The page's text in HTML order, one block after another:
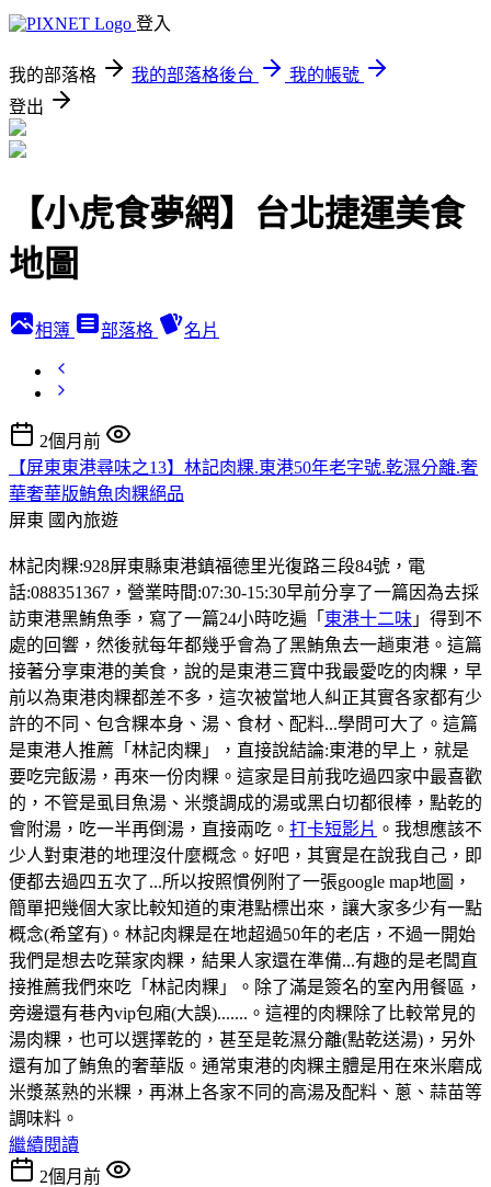
登入
我的部落格 我的部落格後台
我的帳號
登出
【小虎食夢網】台北捷運美食
地圖
相簿 部落格 名片
2個月前
【屏東東港尋味之13】林記肉粿.東港50年老字號.乾濕分離.奢
華奢華版鮪魚肉粿絕品
屏東 國內旅遊
林記肉粿:928屏東縣東港鎮福德里光復路三段84號，電
話:088351367，營業時間:07:30-15:30早前分享了一篇因為去採
訪東港黑鮪魚季，寫了一篇24小時吃遍「 東港十二味 」得到不
處的回響，然後就每年都幾乎會為了黑鮪魚去一趟東港。這篇
接著分享東港的美食，說的是東港三寶中我最愛吃的肉粿，早
前以為東港肉粿都差不多，這次被當地人糾正其實各家都有少
許的不同、包含粿本身、湯、食材、配料...學問可大了。這篇
是東港人推薦「林記肉粿」，直接說結論:東港的早上，就是
要吃完飯湯，再來一份肉粿。這家是目前我吃過四家中最喜歡
的，不管是虱目魚湯、米漿調成的湯或黑白切都很棒，點乾的
會附湯，吃一半再倒湯，直接兩吃。 打卡短影片 。我想應該不
少人對東港的地理沒什麼概念。好吧，其實是在說我自己，即
便都去過四五次了...所以按照慣例附了一張google map地圖，
簡單把幾個大家比較知道的東港點標出來，讓大家多少有一點
概念(希望有)。林記肉粿是在地超過50年的老店，不過一開始
我們是想去吃葉家肉粿，結果人家還在準備...有趣的是老闆直
接推薦我們來吃「林記肉粿」。除了滿是簽名的室內用餐區，
旁邊還有巷內vip包廂(大誤).......。這裡的肉粿除了比較常見的
湯肉粿，也可以選擇乾的，甚至是乾濕分離(點乾送湯)，另外
還有加了鮪魚的奢華版。通常東港的肉粿主體是用在來米磨成
米漿蒸熟的米粿，再淋上各家不同的高湯及配料、蔥、蒜苗等
調味料。
繼續閱讀
2個月前